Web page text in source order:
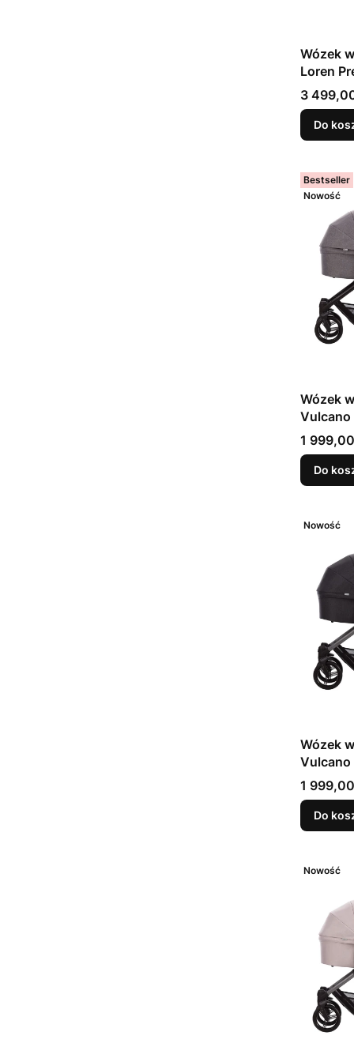
Wózek
Loren
Cena
3
Do
Bestseller
Nowość
Wózek
Cena
1 999,00
Do
Nowość
Wózek
Cena
1 999,00
Do
Nowość